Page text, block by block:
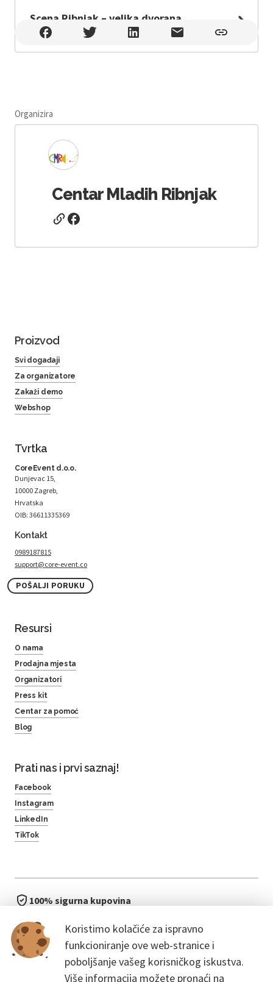
Scena Ribnjak – velika dvorana
Scena Ribnjak – velika dvorana , Zagreb
Organizira
Centar Mladih Ribnjak
Koristimo kolačiće za ispravno
funkcioniranje ove web-stranice i
poboljšanje vašeg korisničkog iskustva.
Više informacija možete pronaći na
Proizvod
Svi događaji
Za organizatore
Zakaži demo
Webshop
Tvrtka
CoreEvent d.o.o.
Dunjevac 15,
10000 Zagreb,
Hrvatska
OIB: 36611335369
Kontakt
0989187815
support@core-event.co
POŠALJI PORUKU
Resursi
O nama
Prodajna mjesta
Organizatori
Press kit
Centar za pomoć
Blog
Prati nas i prvi saznaj!
Facebook
Instagram
LinkedIn
TikTok
100% sigurna kupovina
bez čekanja u redu